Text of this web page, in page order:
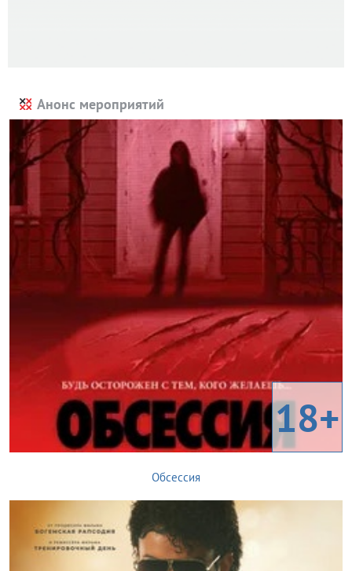
Анонс мероприятий
18+
Обсессия